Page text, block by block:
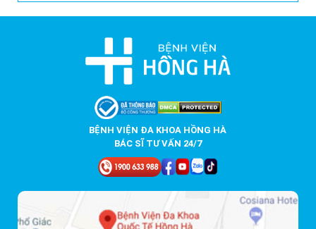
BỆNH VIỆN ĐA KHOA HỒNG HÀ
BÁC SĨ TƯ VẤN 24/7